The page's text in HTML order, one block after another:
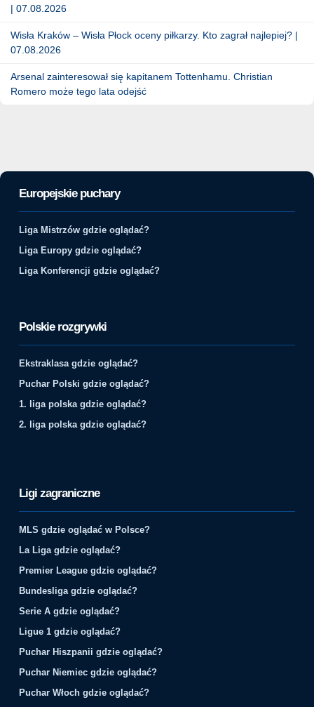
| 07.08.2026
Wisła Kraków – Wisła Płock oceny piłkarzy. Kto zagrał najlepiej? |
07.08.2026
Arsenal zainteresował się kapitanem Tottenhamu. Christian
Romero może tego lata odejść
Europejskie puchary
Liga Mistrzów gdzie oglądać?
Liga Europy gdzie oglądać?
Liga Konferencji gdzie oglądać?
Polskie rozgrywki
Ekstraklasa gdzie oglądać?
Puchar Polski gdzie oglądać?
1. liga polska gdzie oglądać?
2. liga polska gdzie oglądać?
Ligi zagraniczne
MLS gdzie oglądać w Polsce?
La Liga gdzie oglądać?
Premier League gdzie oglądać?
Bundesliga gdzie oglądać?
Serie A gdzie oglądać?
Ligue 1 gdzie oglądać?
Puchar Hiszpanii gdzie oglądać?
Puchar Niemiec gdzie oglądać?
Puchar Włoch gdzie oglądać?